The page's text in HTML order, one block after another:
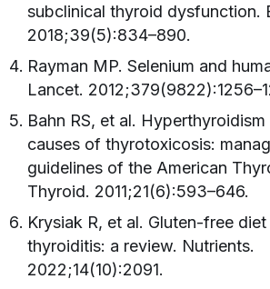
subclinical thyroid dysfunction.
2018;39(5):834–890.
Rayman MP. Selenium and
Lancet.
Bahn RS, et al.
causes of thyrotoxicosis:
guidelines of the American
Thyroid. 2011;21(6):593–646.
Krysiak R, et al. Gluten-free diet
thyroiditis: a review. Nutrients.
2022;14(10):2091.